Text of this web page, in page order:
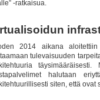
-ratkaisua.
2014 aikana
tulevaisuuden
halutaan
siten, että ovat